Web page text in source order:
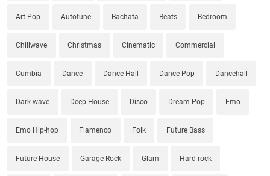
Art Pop Autotune Bachata Beats Bedroom
Chillwave Christmas Cinematic Commercial
Cumbia Dance Dance Hall Dance Pop Dancehall
Dark wave Deep House Disco Dream Pop Emo
Emo Hip-hop Flamenco Folk Future Bass
Future House Garage Rock Glam Hard rock